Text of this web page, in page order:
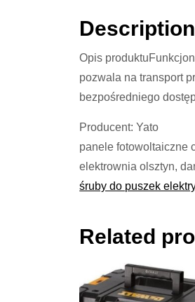
Description
Opis
pozwala na transport
bezpośredniego
Producent: Yato
panele fotowoltaiczne
elektrownia olsztyn,
śruby do puszek
Related